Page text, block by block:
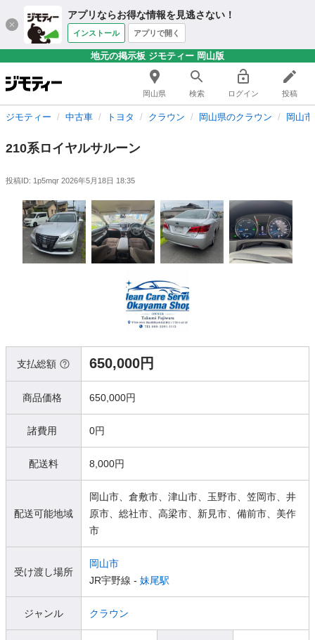
アプリならお得な情報を見逃さない！
インストール アプリで開く
地元の掲示板 ジモティー 岡山版
岡山県 検索 ログイン 投稿
ジモティー 中古車 トヨタ クラウン 岡山県のクラウン 岡山
210系ロイヤルサルーン
投稿ID: 1p5mqr 2026年5月18日 18:35
支払総額 650,000円
商品価格 650,000円
諸費用 0円
配送料 8,000円
配送可能地域
岡山市、倉敷市、津山市、玉野市、笠岡市、井
原市、総社市、高梁市、新見市、備前市、美作
市
受け渡し場所
岡山市
JR宇野線 - 妹尾駅
ジャンル クラウン